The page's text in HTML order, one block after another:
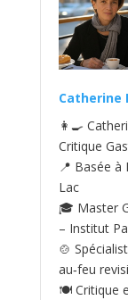
Catherine
👩‍🍳
Critique
📍 Basée
Lac
🎓 Master
– Institut
🍲
au‑feu
🍽️ Critique